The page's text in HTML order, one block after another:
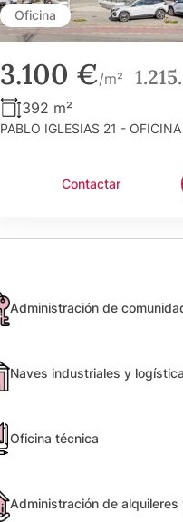
Oficina
3.100 €/m²
392 m²
PABLO IGLESIAS 21 -
Contactar
Administración de
Naves industriales y
Oficina técnica
Administración de alquileres